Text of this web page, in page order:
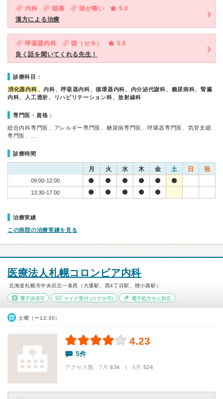
内科 頭痛 頭が痛い
5.0
漢方による治療
呼吸器内科 咳（セキ）
5.0
良く話を聞いてくれる先生！
診療科目：
消化器内科 、内科、呼吸器内科、循環器内科、内分泌代謝科、糖尿病科、腎臓
内科、人工透析、リハビリテーション科、放射線科
専門医・資格：
総合内科専門医、アレルギー専門医、糖尿病専門医、呼吸器専門医、気管支鏡
専門医、…
診療時間
月 火 水 木 金 土 日 祝
09:00-12:00
13:30-17:00
治療実績
この病院の治療実績を見る
医療法人札幌コロンビア内科
北海道札幌市中央区北一条西（大通駅、西4丁目駅、狸小路駅）
電子決済可 マイナ受付(スマホ可) 電子処方せん対応
土曜（〜12:30）
4.23
5件
アクセス数 7月:634 | 6月:524